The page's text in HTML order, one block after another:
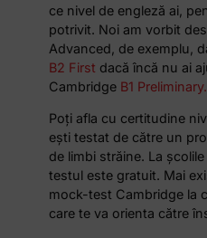
ce nivel de engleză ai,
potrivit. Noi am vorbit
Advanced, de exemplu,
B2 First dacă încă nu ai
Cambridge B1 Preliminary.
Poți afla cu certitudine
ești testat de către un
de limbi străine. La școlile
testul este gratuit. Mai
mock-test Cambridge la
care te va orienta către